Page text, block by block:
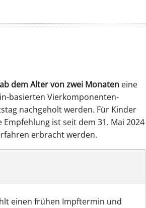
dem Alter von zwei Monaten eine
basierten Vierkomponenten-
nachgeholt werden. Für Kinder
ist seit dem 31. Mai 2024
erbracht werden.
einen frühen Impftermin und